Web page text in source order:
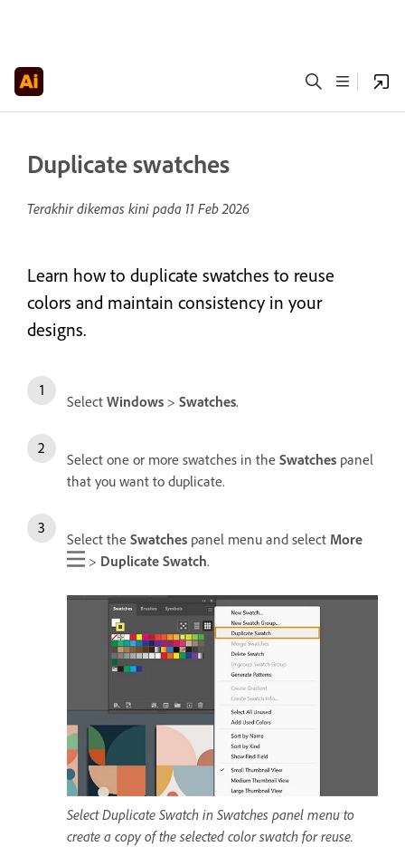
Duplicate swatches
Terakhir dikemas kini pada 11 Feb 2026
Learn how to duplicate swatches to reuse
colors and maintain consistency in your
designs.
Select Windows > Swatches.
Select one or more swatches in the Swatches panel
that you want to duplicate.
Select the Swatches panel menu and select More
> Duplicate Swatch.
Select Duplicate Swatch in Swatches panel menu to
create a copy of the selected color swatch for reuse.